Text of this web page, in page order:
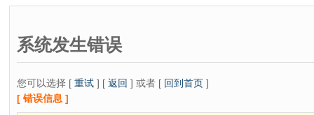
系统发生错误
您可以选择 [ 重试 ] [ 返回 ] 或者 [ 回到首页 ]
[ 错误信息 ]